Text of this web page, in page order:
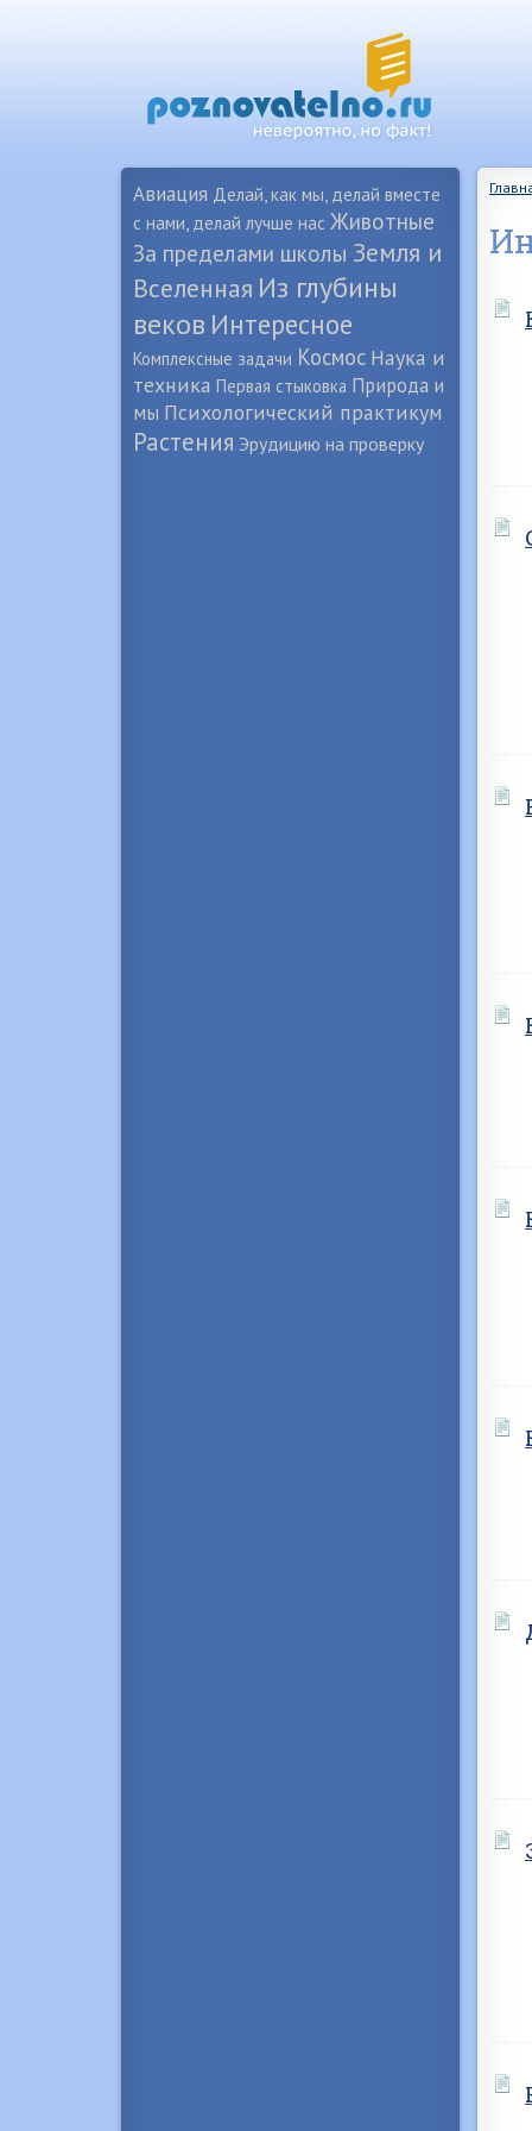
Авиация Делай, как мы, делай вместе
с нами, делай лучше нас Животные
За пределами школы Земля и
Вселенная Из глубины
веков Интересное
Комплексные задачи Космос Наука и
техника Первая стыковка Природа и
мы Психологический практикум
Растения Эрудицию на проверку